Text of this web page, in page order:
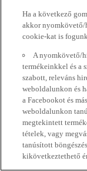
Ha a következő
akkor nyomkövető/
cookie-kat is
A nyomkövető/
termékeinkkel és a
szabott, releváns
weboldalunkon és
a Facebookot és
weboldalunkon
megtekintett
tételek, vagy
tanúsított
kikövetkeztethető